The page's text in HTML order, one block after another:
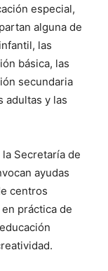
especial,
alguna de
las
básica, las
secundaria
adultas y las
la Secretaría de
ayudas
centros
práctica de